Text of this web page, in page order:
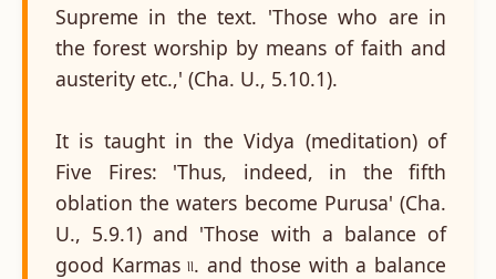
Supreme in the text. 'Those who are in
the forest worship by means of faith and
austerity etc.,' (Cha. U., 5.10.1).
It is taught in the Vidya (meditation) of
Five Fires: 'Thus, indeed, in the fifth
oblation the waters become Purusa' (Cha.
U., 5.9.1) and 'Those with a balance of
good Karmas ৷৷. and those with a balance